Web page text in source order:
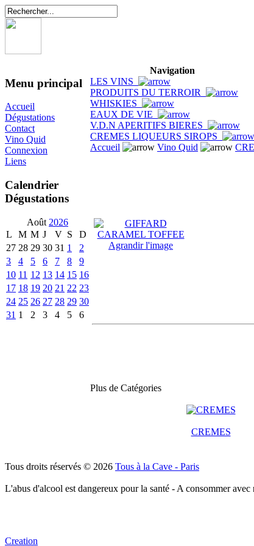
Menu principal
Accueil
Dégustations
Contact
Vino Quid
Connexion
Liens
Calendrier
Dégustations
Août 2026
L
M M J V S
D
27 28 29 30 31 1
2
3
4 5 6 7 8
9
10 11 12 13 14 15 16
17 18 19 20 21 22 23
24 25 26 27 28 29 30
31 1 2 3 4 5 6
Navigation
LES VINS
PRODUITS DU TERROIR
WHISKIES
EAUX DE VIE
V.D.N APERITIFS BIERES
CREMES LIQUEURS SIROPS
Accueil
Vino Quid
Agrandir l'image
Plus de Catégories
CREMES
Tous droits réservés © 2026 Tous à la Cave - Paris
L'abus d'alcool est dangereux pour la santé - A consommer avec
Creation